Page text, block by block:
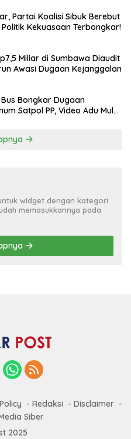
Partai Koalisi Sibuk Berebut
Kekuasaan Terbongkar!
Miliar di Sumbawa Diaudit
Awasi Dugaan Kejanggalan
Bongkar Dugaan
Satpol PP, Video Adu Mulut
widget dengan kategori
memasukkannya pada
Redaksi
Disclaimer
Siber
2025